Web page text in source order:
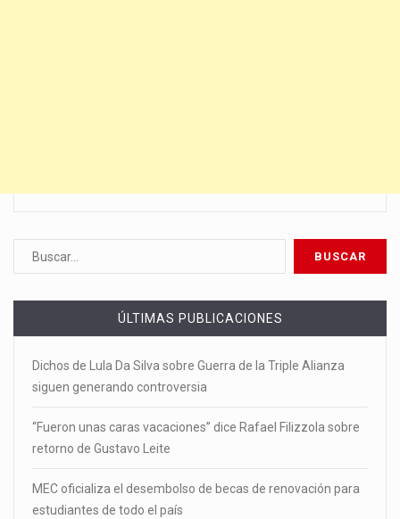
ÚLTIMAS PUBLICACIONES
Dichos de Lula Da Silva sobre Guerra de la Triple Alianza
siguen generando controversia
“Fueron unas caras vacaciones” dice Rafael Filizzola sobre
retorno de Gustavo Leite
MEC oficializa el desembolso de becas de renovación para
estudiantes de todo el país